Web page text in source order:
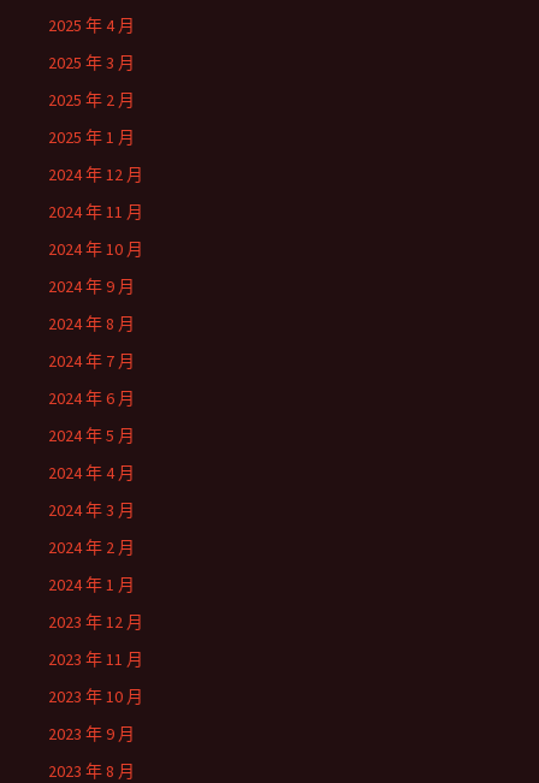
2025 年 4 月
2025 年 3 月
2025 年 2 月
2025 年 1 月
2024 年 12 月
2024 年 11 月
2024 年 10 月
2024 年 9 月
2024 年 8 月
2024 年 7 月
2024 年 6 月
2024 年 5 月
2024 年 4 月
2024 年 3 月
2024 年 2 月
2024 年 1 月
2023 年 12 月
2023 年 11 月
2023 年 10 月
2023 年 9 月
2023 年 8 月